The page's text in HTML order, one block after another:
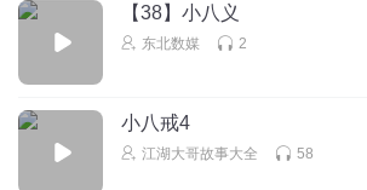
【38】小八义
东北数媒 2
小八戒4
江湖大哥故事大全 58